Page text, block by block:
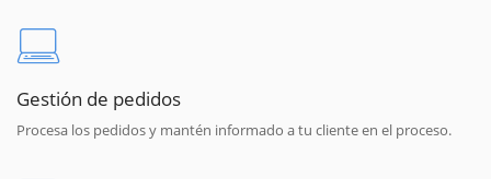
Gestión de pedidos
Procesa los pedidos y mantén informado a tu cliente en el proceso.